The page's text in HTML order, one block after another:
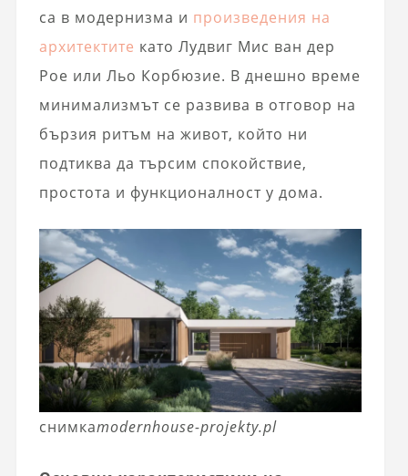
са в модернизма и произведения на
архитектите като Лудвиг Мис ван дер
Рое или Льо Корбюзие. В днешно време
минимализмът се развива в отговор на
бързия ритъм на живот, който ни
подтиква да търсим спокойствие,
простота и функционалност у дома.
снимкаmodernhouse-projekty.pl